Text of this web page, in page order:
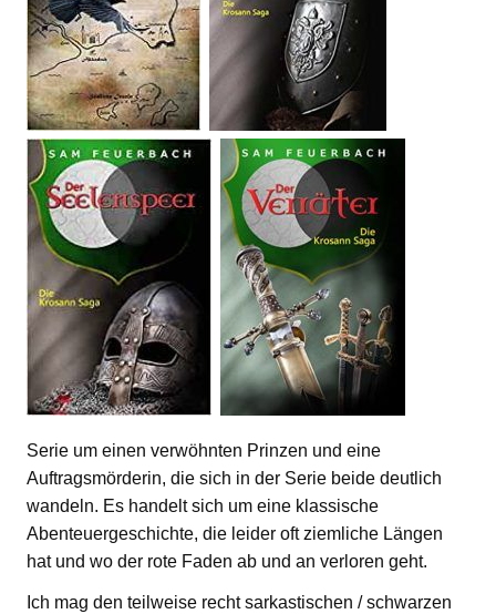
Serie um einen verwöhnten Prinzen und eine
Auftragsmörderin, die sich in der Serie beide deutlich
wandeln. Es handelt sich um eine klassische
Abenteuergeschichte, die leider oft ziemliche Längen
hat und wo der rote Faden ab und an verloren geht.
Ich mag den teilweise recht sarkastischen / schwarzen